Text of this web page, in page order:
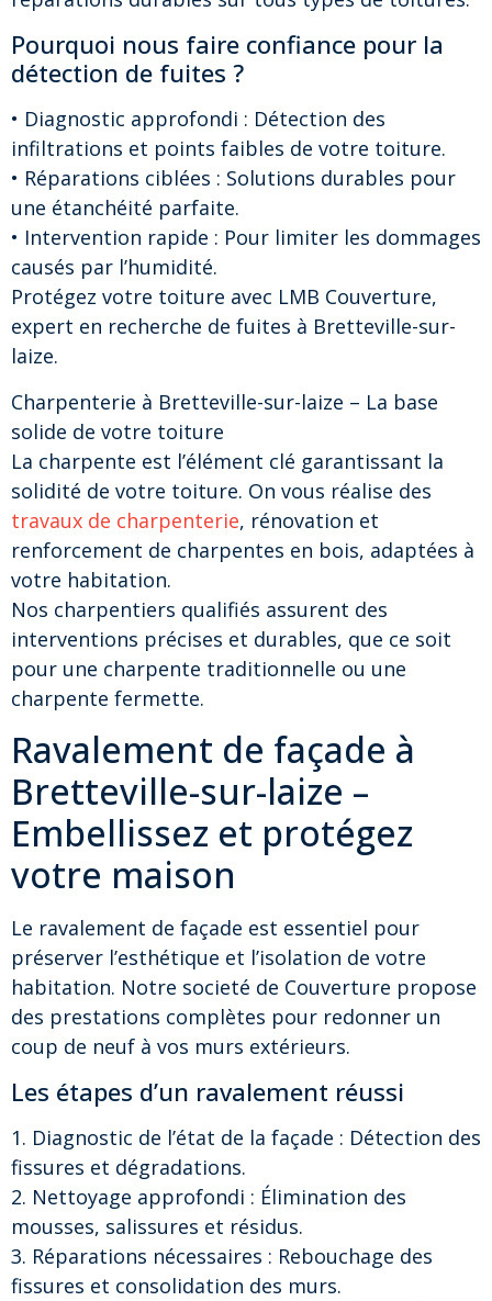
Pourquoi nous faire confiance pour la
détection de fuites ?
• Diagnostic approfondi : Détection des
infiltrations et points faibles de votre toiture.
• Réparations ciblées : Solutions durables pour
une étanchéité parfaite.
• Intervention rapide : Pour limiter les dommages
causés par l’humidité.
Protégez votre toiture avec LMB Couverture,
expert en recherche de fuites à Bretteville-sur-
laize.
Charpenterie à Bretteville-sur-laize – La base
solide de votre toiture
La charpente est l’élément clé garantissant la
solidité de votre toiture. On vous réalise des
travaux de charpenterie, rénovation et
renforcement de charpentes en bois, adaptées à
votre habitation.
Nos charpentiers qualifiés assurent des
interventions précises et durables, que ce soit
pour une charpente traditionnelle ou une
charpente fermette.
Ravalement de façade à
Bretteville-sur-laize –
Embellissez et protégez
votre maison
Le ravalement de façade est essentiel pour
préserver l’esthétique et l’isolation de votre
habitation. Notre societé de Couverture propose
des prestations complètes pour redonner un
coup de neuf à vos murs extérieurs.
Les étapes d’un ravalement réussi
1. Diagnostic de l’état de la façade : Détection des
fissures et dégradations.
2. Nettoyage approfondi : Élimination des
mousses, salissures et résidus.
3. Réparations nécessaires : Rebouchage des
fissures et consolidation des murs.